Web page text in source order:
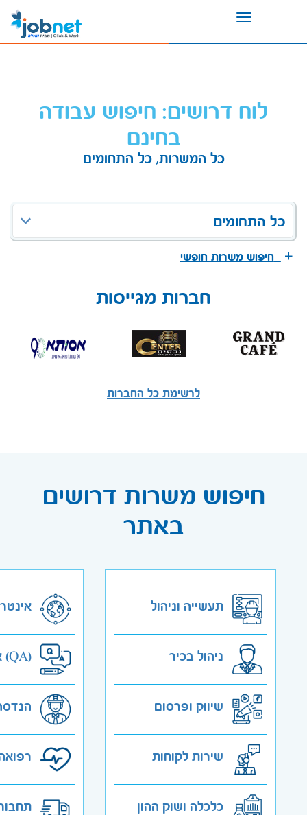
Toggle
לוח דרושים: חיפוש עבודה
בחינם
כל המשרות, כל התחומים
כל התחומים
חיפוש משרות חופשי
חברות מגייסות
לרשימת כל החברות
חיפוש משרות דרושים
באתר
תעשייה וניהול
ניהול בכיר
שיווק ופרסום
שירות לקוחות
כלכלה ושוק ההון
אבטחת איכות (QA)